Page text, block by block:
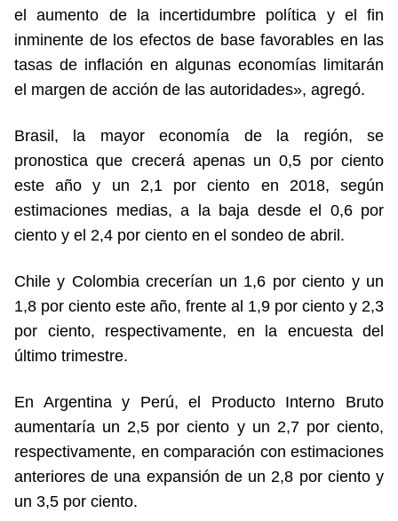
el aumento de la incertidumbre política y el fin
inminente de los efectos de base favorables en las
tasas de inflación en algunas economías limitarán
el margen de acción de las autoridades», agregó.
Brasil, la mayor economía de la región, se
pronostica que crecerá apenas un 0,5 por ciento
este año y un 2,1 por ciento en 2018, según
estimaciones medias, a la baja desde el 0,6 por
ciento y el 2,4 por ciento en el sondeo de abril.
Chile y Colombia crecerían un 1,6 por ciento y un
1,8 por ciento este año, frente al 1,9 por ciento y 2,3
por ciento, respectivamente, en la encuesta del
último trimestre.
En Argentina y Perú, el Producto Interno Bruto
aumentaría un 2,5 por ciento y un 2,7 ​​por ciento,
respectivamente, en comparación con estimaciones
anteriores de una expansión de un 2,8 por ciento y
un 3,5 por ciento.